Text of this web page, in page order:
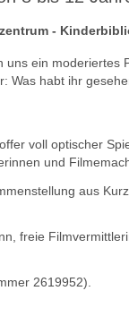
-
ein moderiertes
Was habt ihr
voll optischer
und
aus
freie
2619952).